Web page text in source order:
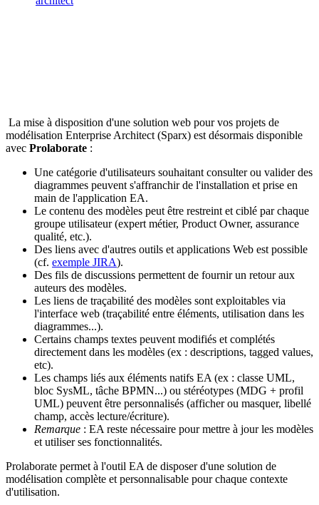
La mise à disposition d'une solution web pour vos projets de
modélisation Enterprise Architect (Sparx) est désormais disponible
avec Prolaborate :
Une catégorie d'utilisateurs souhaitant consulter ou valider des
diagrammes peuvent s'affranchir de l'installation et prise en
main de l'application EA.
Le contenu des modèles peut être restreint et ciblé par chaque
groupe utilisateur (expert métier, Product Owner, assurance
qualité, etc.).
Des liens avec d'autres outils et applications Web est possible
(cf. exemple JIRA).
Des fils de discussions permettent de fournir un retour aux
auteurs des modèles.
Les liens de traçabilité des modèles sont exploitables via
l'interface web (traçabilité entre éléments, utilisation dans les
diagrammes...).
Certains champs textes peuvent modifiés et complétés
directement dans les modèles (ex : descriptions, tagged values,
etc).
Les champs liés aux éléments natifs EA (ex : classe UML,
bloc SysML, tâche BPMN...) ou stéréotypes (MDG + profil
UML) peuvent être personnalisés (afficher ou masquer, libellé
champ, accès lecture/écriture).
Remarque : EA reste nécessaire pour mettre à jour les modèles
et utiliser ses fonctionnalités.
Prolaborate permet à l'outil EA de disposer d'une solution de
modélisation complète et personnalisable pour chaque contexte
d'utilisation.